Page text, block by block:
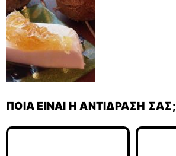
ΠΟΙΑ ΕΊΝΑΙ Η ΑΝΤΊΔΡΑΣΉ ΣΑΣ;